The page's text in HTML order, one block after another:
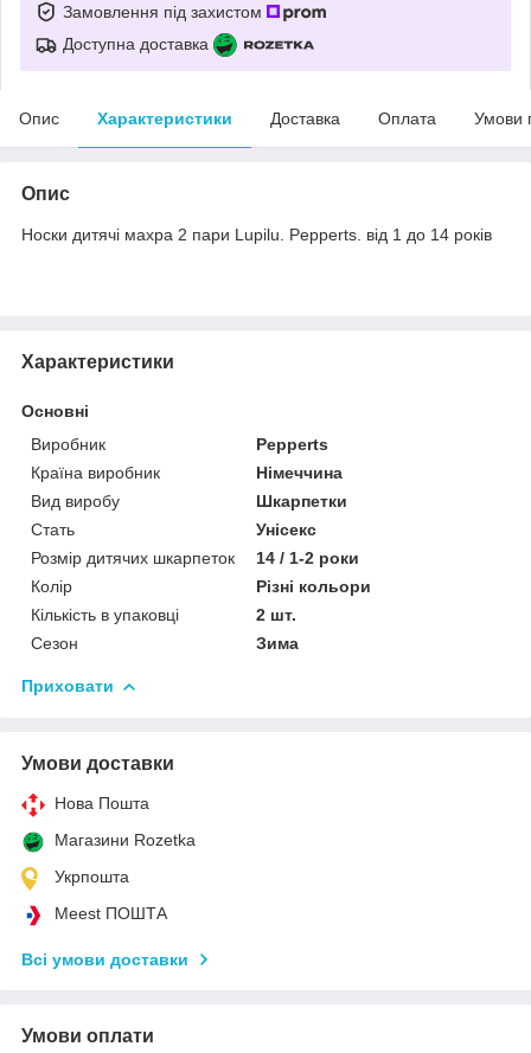
Замовлення під захистом
Доступна доставка
Опис Характеристики Доставка Оплата Умови
Опис
Носки дитячі махра 2 пари Lupilu. Pepperts. від 1 до 14 років
Характеристики
Основні
Виробник
Pepperts
Країна виробник
Німеччина
Вид виробу
Шкарпетки
Стать
Унісекс
Розмір дитячих шкарпеток
14 / 1-2 роки
Колір
Різні кольори
Кількість в упаковці
2 шт.
Сезон
Зима
Приховати
Умови доставки
Нова Пошта
Магазини Rozetka
Укрпошта
Meest ПОШТА
Всі умови доставки
Умови оплати